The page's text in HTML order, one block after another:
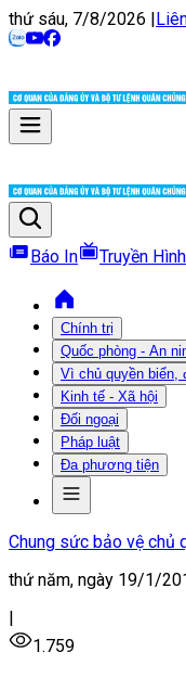
thứ sáu, 7/8/2026 |
Báo In Truyền
Chính trị
Quốc phòng - An
Vì chủ quyền biển,
Kinh tế - Xã hội
Đối ngoại
Pháp luật
Đa phương tiện
Chung sức bảo vệ chủ
thứ năm, ngày 19/1/
|
1.759